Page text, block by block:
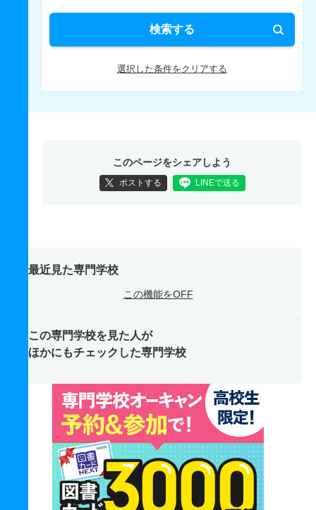
検索する
選択した条件をクリアする
このページをシェアしよう
ポストする LINEで送る
最近見た専門学校
この機能をOFF
この専門学校を見た人が
ほかにもチェックした専門学校